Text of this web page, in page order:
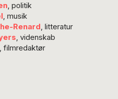
, politik
, musik
Renard, litteratur
, videnskab
, filmredaktør